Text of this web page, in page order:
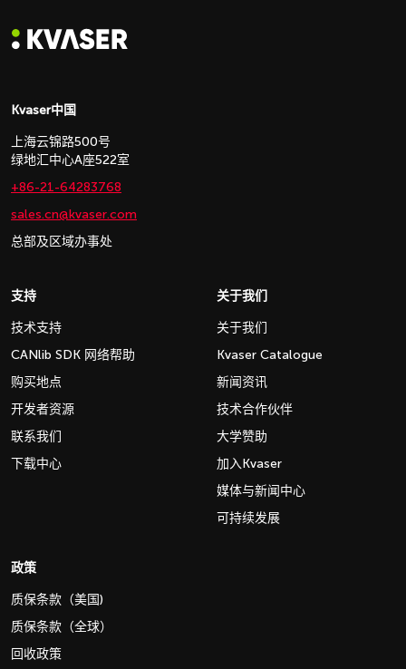
Kvaser中国
上海云锦路500号
绿地汇中心A座522室
+86-21-64283768
sales.cn@kvaser.com
总部及区域办事处
支持
技术支持
CANlib SDK 网络帮助
购买地点
开发者资源
联系我们
下载中心
关于我们
关于我们
Kvaser Catalogue
新闻资讯
技术合作伙伴
大学赞助
加入Kvaser
媒体与新闻中心
可持续发展
政策
质保条款（美国)
质保条款（全球）
回收政策